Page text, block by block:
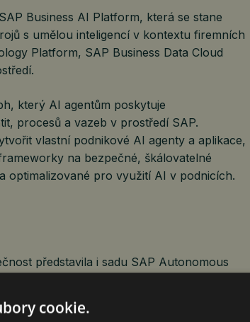
Business AI Platform, která se stane
s umělou inteligencí v kontextu firemních
Platform, SAP Business Data Cloud
který AI agentům poskytuje
procesů a vazeb v prostředí SAP.
vlastní podnikové AI agenty a aplikace,
na bezpečné, škálovatelné
optimalizované pro využití AI v podnicích.
představila i sadu SAP Autonomous
cookie.